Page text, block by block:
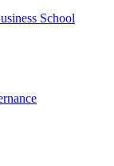
School